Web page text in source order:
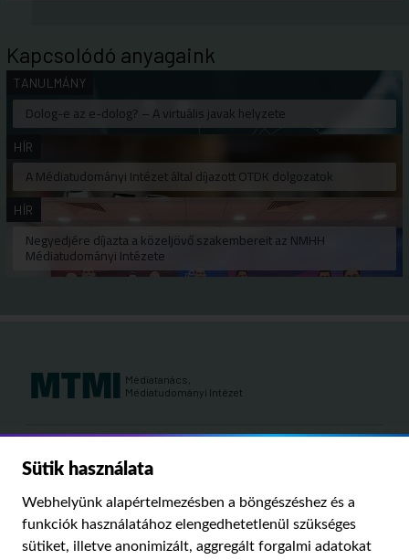
Kapcsolódó anyagaink
TANULMÁNY
Dolog-e az e-dolog? – A virtuális javak helyzete
HÍR
A Médiatudományi Intézet által díjazott OTDK dolgozatok
HÍR
Negyedjére díjazta a közeljövő szakembereit az NMHH
Médiatudományi Intézete
Sütik használata
Webhelyünk alapértelmezésben a böngészéshez és a
funkciók használatához elengedhetetlenül szükséges
sütiket, illetve anonimizált, aggregált forgalmi adatokat
Médiatanács,
Médiatudományi Intézet
Kutatási területeink:
MÉDIA ÉS TÁRSADALOM